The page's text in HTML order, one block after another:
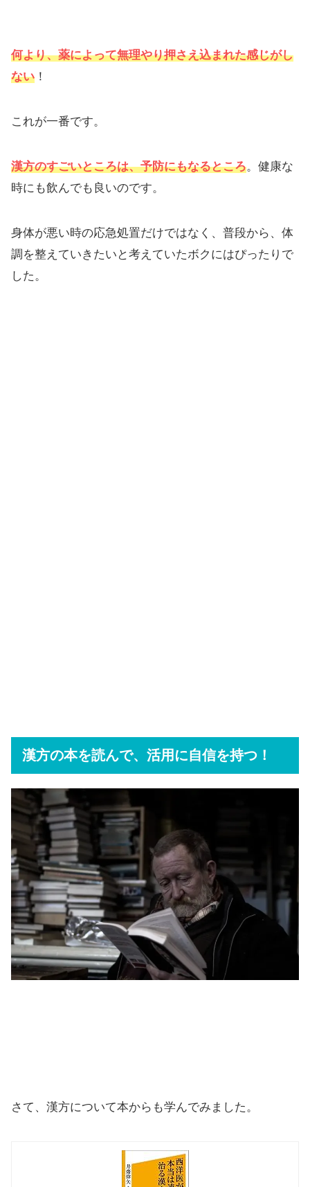
何より、薬によって無理やり押さえ込まれた感じがし
ない ！
これが一番です。
漢方のすごいところは、予防にもなるところ。健康な
時にも飲んでも良いのです。
身体が悪い時の応急処置だけではなく、普段から、体
調を整えていきたいと考えていたボクにはぴったりで
した。
漢方の本を読んで、活用に自信を持つ！
さて、漢方について本からも学んでみました。